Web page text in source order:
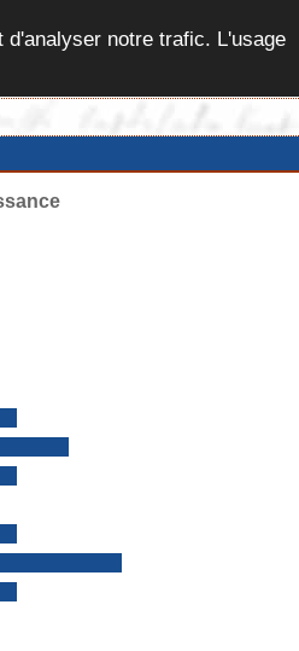
notre trafic. L'usage